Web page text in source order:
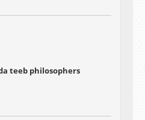
teeb philosophers